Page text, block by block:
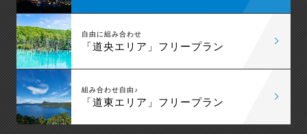
自由に組み合わせ
「道央エリア」フリープラン
組み合わせ自由♪
「道東エリア」フリープラン